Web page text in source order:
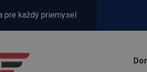
pre každý priemysel